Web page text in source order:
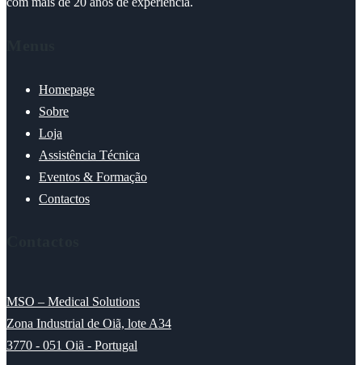
Homepage
Sobre
Loja
Assistência Técnica
Eventos & Formação
Contactos
MSO – Medical Solutions
Zona Industrial de Oiã, lote A34
3770 - 051 Oiã - Portugal